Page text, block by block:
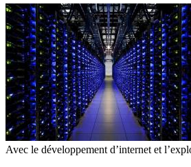
Avec le développement d’internet et